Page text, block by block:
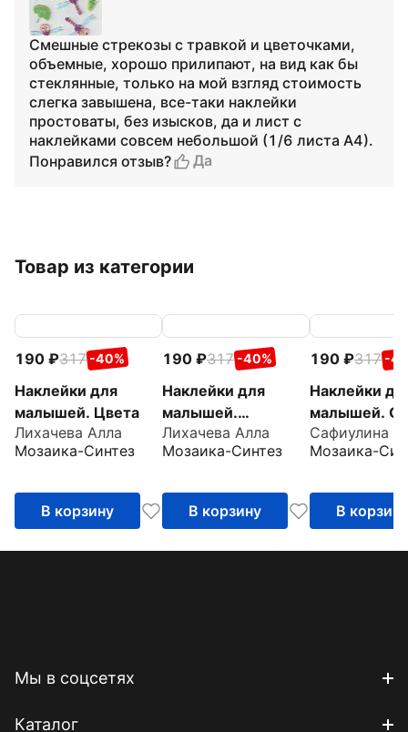
Смешные стрекозы с травкой и цветочками,
объемные, хорошо прилипают, на вид как бы
стеклянные, только на мой взгляд стоимость
слегка завышена, все-таки наклейки
простоваты, без изысков, да и лист с
наклейками совсем небольшой (1/6 листа А4).
Понравился отзыв?
Да
Товар из категории
190 317 -40%
Наклейки для
малышей. Цвета
Лихачева Алла
Мозаика-Синтез
В корзину
190 317 -40%
Наклейки для
малышей.
Противоположност
и
Лихачева Алла
Мозаика-Синтез
В корзину
190 317 -
Наклейки
малышей.
много
Сафиулина
Мозаика-
В корзину
Мы в соцсетях
Каталог